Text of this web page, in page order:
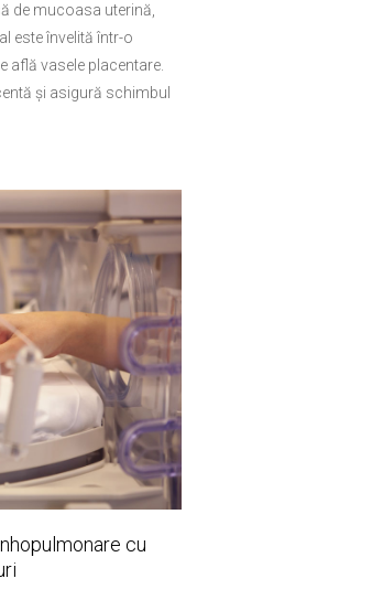
de mucoasa uterină,
este învelită într-o
află vasele placentare.
și asigură schimbul
cu